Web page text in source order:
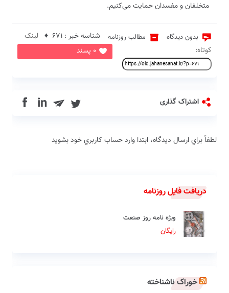
متخلفان و مفسدان حمایت می‌کنیم.
بدون دیدگاه مطالب روزنامه
0 پسند
شناسه خبر : 671 ♦
لینک
کوتاه:
اشتراک گذاری in
لطفاً براي ارسال دیدگاه، ابتدا وارد حساب كاربري خود بشويد
دریافت فایل روزنامه
ویژه نامه روز صنعت
رایگان
خوراک ناشناخته